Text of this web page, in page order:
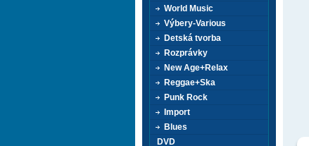
World Music
Výbery-Various
Detská tvorba
Rozprávky
New Age+Relax
Reggae+Ska
Punk Rock
Import
Blues
DVD